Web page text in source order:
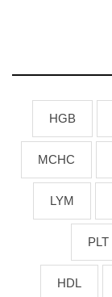
HGB
MCHC
LYM
PLT
HDL